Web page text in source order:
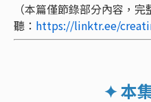
（本篇僅節錄部分內容，
聽： https://linktr.ee/
✦ 本